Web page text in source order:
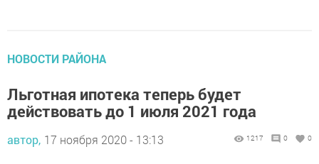
действовать до 1 июля 2021 года